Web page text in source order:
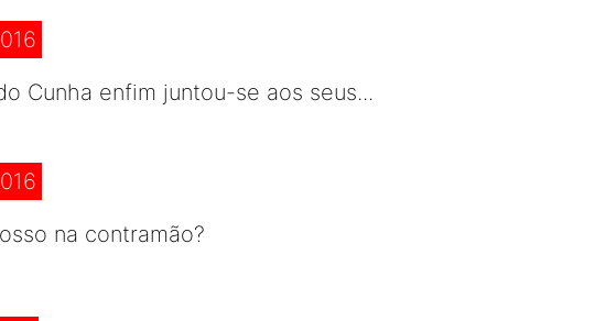
Cunha enfim juntou-se aos seus...
na contramão?